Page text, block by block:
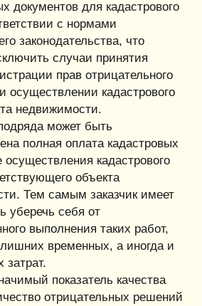
документов для кадастрового
с нормами
законодательства, что
случаи принятия
прав отрицательного
осуществлении кадастрового
недвижимости.
может быть
полная оплата кадастровых
осуществления кадастрового
объекта
Тем самым заказчик имеет
уберечь себя от
выполнения таких работ,
временных, а иногда и
показатель качества
отрицательных решений